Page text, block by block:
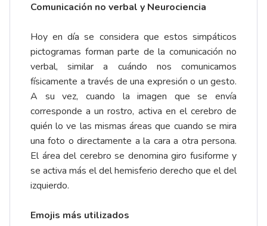
Comunicación no verbal y Neurociencia
Hoy en día se considera que estos simpáticos
pictogramas forman parte de la comunicación no
verbal, similar a cuándo nos comunicamos
físicamente a través de una expresión o un gesto.
A su vez, cuando la imagen que se envía
corresponde a un rostro, activa en el cerebro de
quién lo ve las mismas áreas que cuando se mira
una foto o directamente a la cara a otra persona.
El área del cerebro se denomina giro fusiforme y
se activa más el del hemisferio derecho que el del
izquierdo.
Emojis más utilizados